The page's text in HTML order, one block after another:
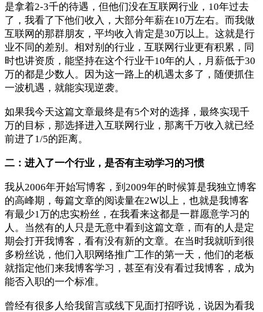
是拿着2-3千的待遇，但他们没在互联网行业，10年过去
了，我看了下他们收入，大部分年薪在10万左右。而我做
互联网的那群朋友，平均收入肯定是30万以上。这就是行
业不同的差别。相对别的行业，互联网行业更有积累，同
时也讲资质，能坚持在这个行业干10年的人，月薪低于30
万的都是少数人。因为这一路上的机遇太多了，随便抓住
一波机遇，就能实现逆袭。
如果我今天这篇文章最终是有5个对的选择，最终实现千
万的目标，那选择进入互联网行业，那离千万收入就已经
前进了1/5的距离。
二：进入了一个行业，是否有主动学习的习惯
我从2006年开始写博客，到2009年的时候算是我独立博客
的高峰期，每篇文章的阅读量在2W以上，也就是我博客
有最少1万的忠实粉丝，在我看来这都是一群愿意学习的
人。当然有的人只是无意中看到这篇文章，而有的人是定
期会打开我博客，看有没有新的文章。在当时我就听到很
多粉丝说，他们入职网络推广工作的第一天，他们的老板
就指定他们来我博客学习，甚至有没有看过我博客，成为
能否入职的一个标准。
曾经有很多人给我留言或线下见面打招呼说，说因为看我